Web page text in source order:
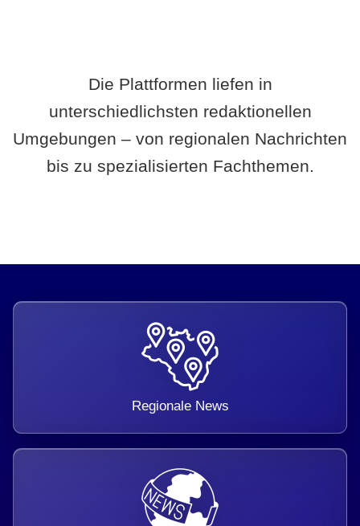
Die Plattformen liefen in
unterschiedlichsten redaktionellen
Umgebungen – von regionalen Nachrichten
bis zu spezialisierten Fachthemen.
Regionale News